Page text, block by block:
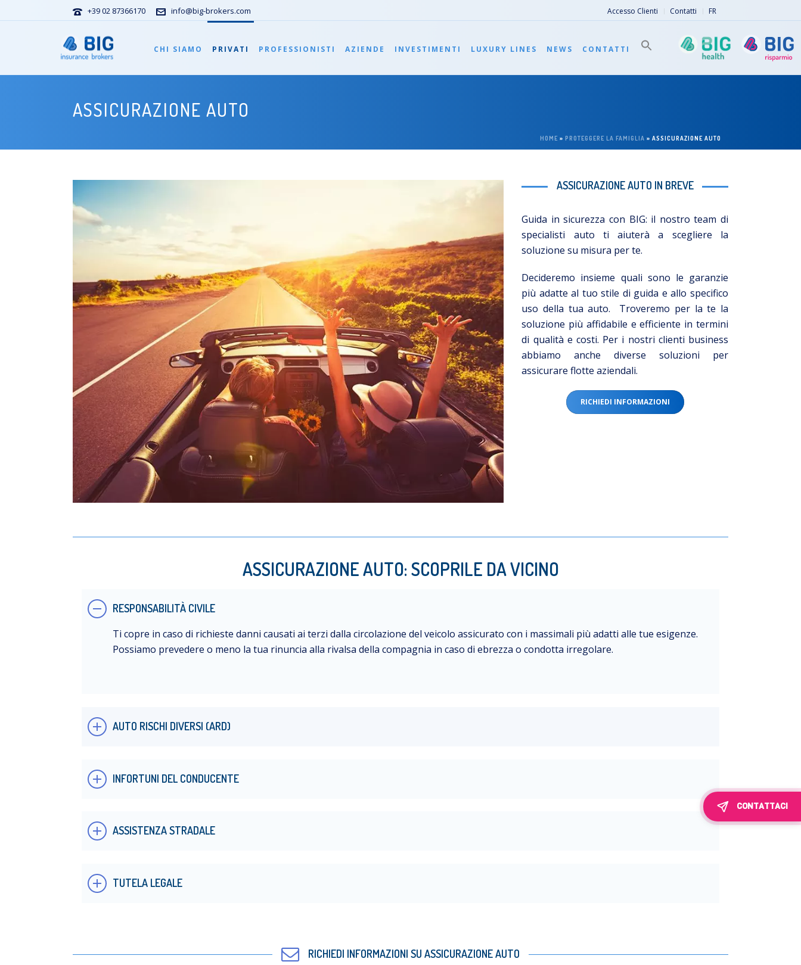
Accesso Clienti Contatti FR
+39 02 87366170 info@big-brokers.com
CHI SIAMO PRIVATI PROFESSIONISTI AZIENDE INVESTIMENTI LUXURY LINES NEWS CONTATTI
ASSICURAZIONE AUTO
HOME » PROTEGGERE LA FAMIGLIA » ASSICURAZIONE AUTO
ASSICURAZIONE AUTO IN BREVE
Guida in sicurezza con BIG: il nostro team di
specialisti auto ti aiuterà a scegliere la
soluzione su misura per te.
Decideremo insieme quali sono le garanzie
più adatte al tuo stile di guida e allo specifico
uso della tua auto. Troveremo per la te la
soluzione più affidabile e efficiente in termini
di qualità e costi. Per i nostri clienti business
abbiamo anche diverse soluzioni per
assicurare flotte aziendali.
RICHIEDI INFORMAZIONI
ASSICURAZIONE AUTO: SCOPRILE DA VICINO
RESPONSABILITÀ CIVILE
Ti copre in caso di richieste danni causati ai terzi dalla circolazione del veicolo assicurato con i massimali più adatti alle tue esigenze.
Possiamo prevedere o meno la tua rinuncia alla rivalsa della compagnia in caso di ebrezza o condotta irregolare.
AUTO RISCHI DIVERSI (ARD)
INFORTUNI DEL CONDUCENTE
ASSISTENZA STRADALE
TUTELA LEGALE
RICHIEDI INFORMAZIONI SU ASSICURAZIONE AUTO
CONTATTACI